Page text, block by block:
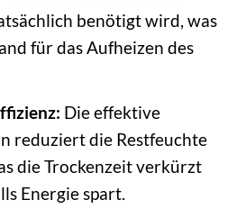
benötigt wird, was
für das Aufheizen des
Die effektive
reduziert die Restfeuchte
die Trockenzeit verkürzt
Energie spart.